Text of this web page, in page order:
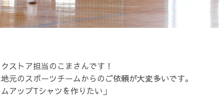
ストア担当のこまさんです！
元のスポーツチームからのご依頼が大変多いです。
アップTシャツを作りたい」